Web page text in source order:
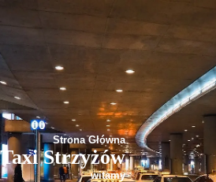
Strona Główna
Taxi Strzyżów
witamy